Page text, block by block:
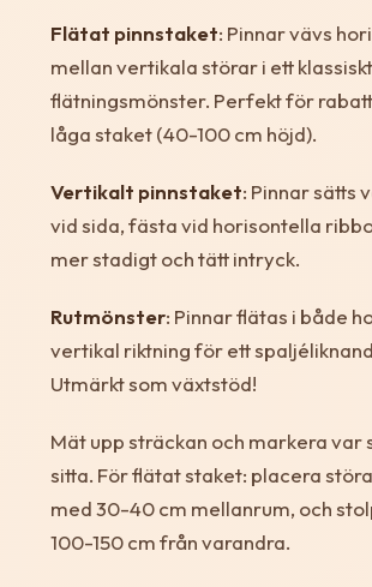
Flätat pinnstaket: Pinnar vävs
mellan vertikala störar i ett klassiskt
flätningsmönster. Perfekt för
låga staket (40-100 cm höjd).
Vertikalt pinnstaket: Pinnar sätts
vid sida, fästa vid horisontella
mer stadigt och tätt intryck.
Rutmönster: Pinnar flätas i både
vertikal riktning för ett
Utmärkt som växtstöd!
Mät upp sträckan och markera var
sitta. För flätat staket: placera
med 30-40 cm mellanrum, och
100-150 cm från varandra.